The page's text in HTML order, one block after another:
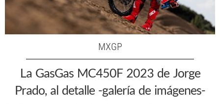
MXGP
La GasGas MC450F 2023 de Jorge
Prado, al detalle -galería de imágenes-